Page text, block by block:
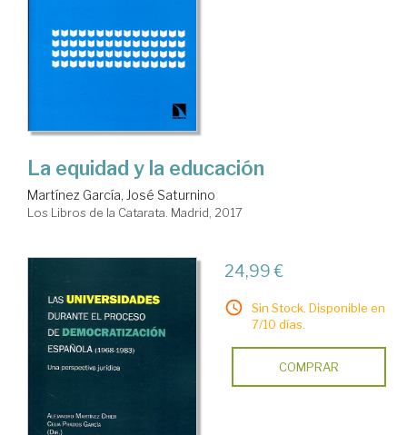
La equidad y la educación
Martínez García, José Saturnino
Los Libros de la Catarata. Madrid, 2017
24,99 €
Sin Stock. Disponible en
7/10 días.
COMPRAR